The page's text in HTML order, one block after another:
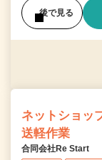
後で見る
ネットショッ
送軽作業
合同会社Re Start